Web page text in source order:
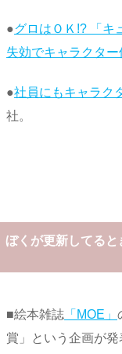
●グロはＯＫ!? 「キ
失効でキャラクタ
●社員にもキャラク
社。
ぼくが更新してると
■絵本雑誌 「MOE」
賞」という企画が